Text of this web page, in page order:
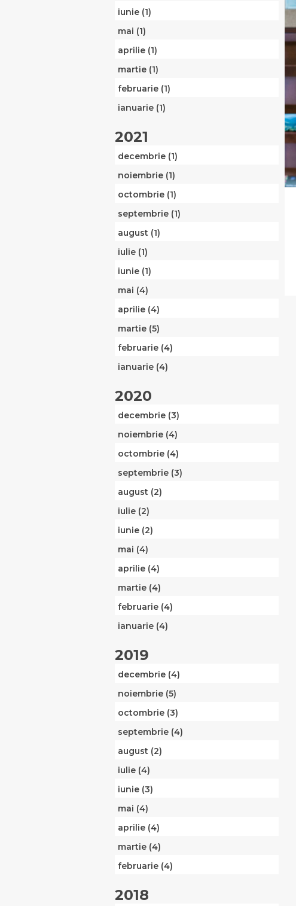
iunie (1)
mai (1)
aprilie (1)
martie (1)
februarie (1)
ianuarie (1)
2021
decembrie (1)
noiembrie (1)
octombrie (1)
septembrie (1)
august (1)
iulie (1)
iunie (1)
mai (4)
aprilie (4)
martie (5)
februarie (4)
ianuarie (4)
2020
decembrie (3)
noiembrie (4)
octombrie (4)
septembrie (3)
august (2)
iulie (2)
iunie (2)
mai (4)
aprilie (4)
martie (4)
februarie (4)
ianuarie (4)
2019
decembrie (4)
noiembrie (5)
octombrie (3)
septembrie (4)
august (2)
iulie (4)
iunie (3)
mai (4)
aprilie (4)
martie (4)
februarie (4)
2018